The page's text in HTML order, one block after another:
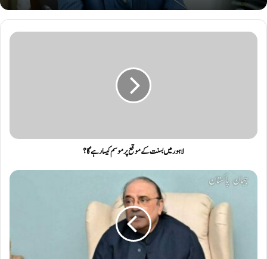
لاہور میں بسنت کے موقع پر موسم کیسا رہے گا؟